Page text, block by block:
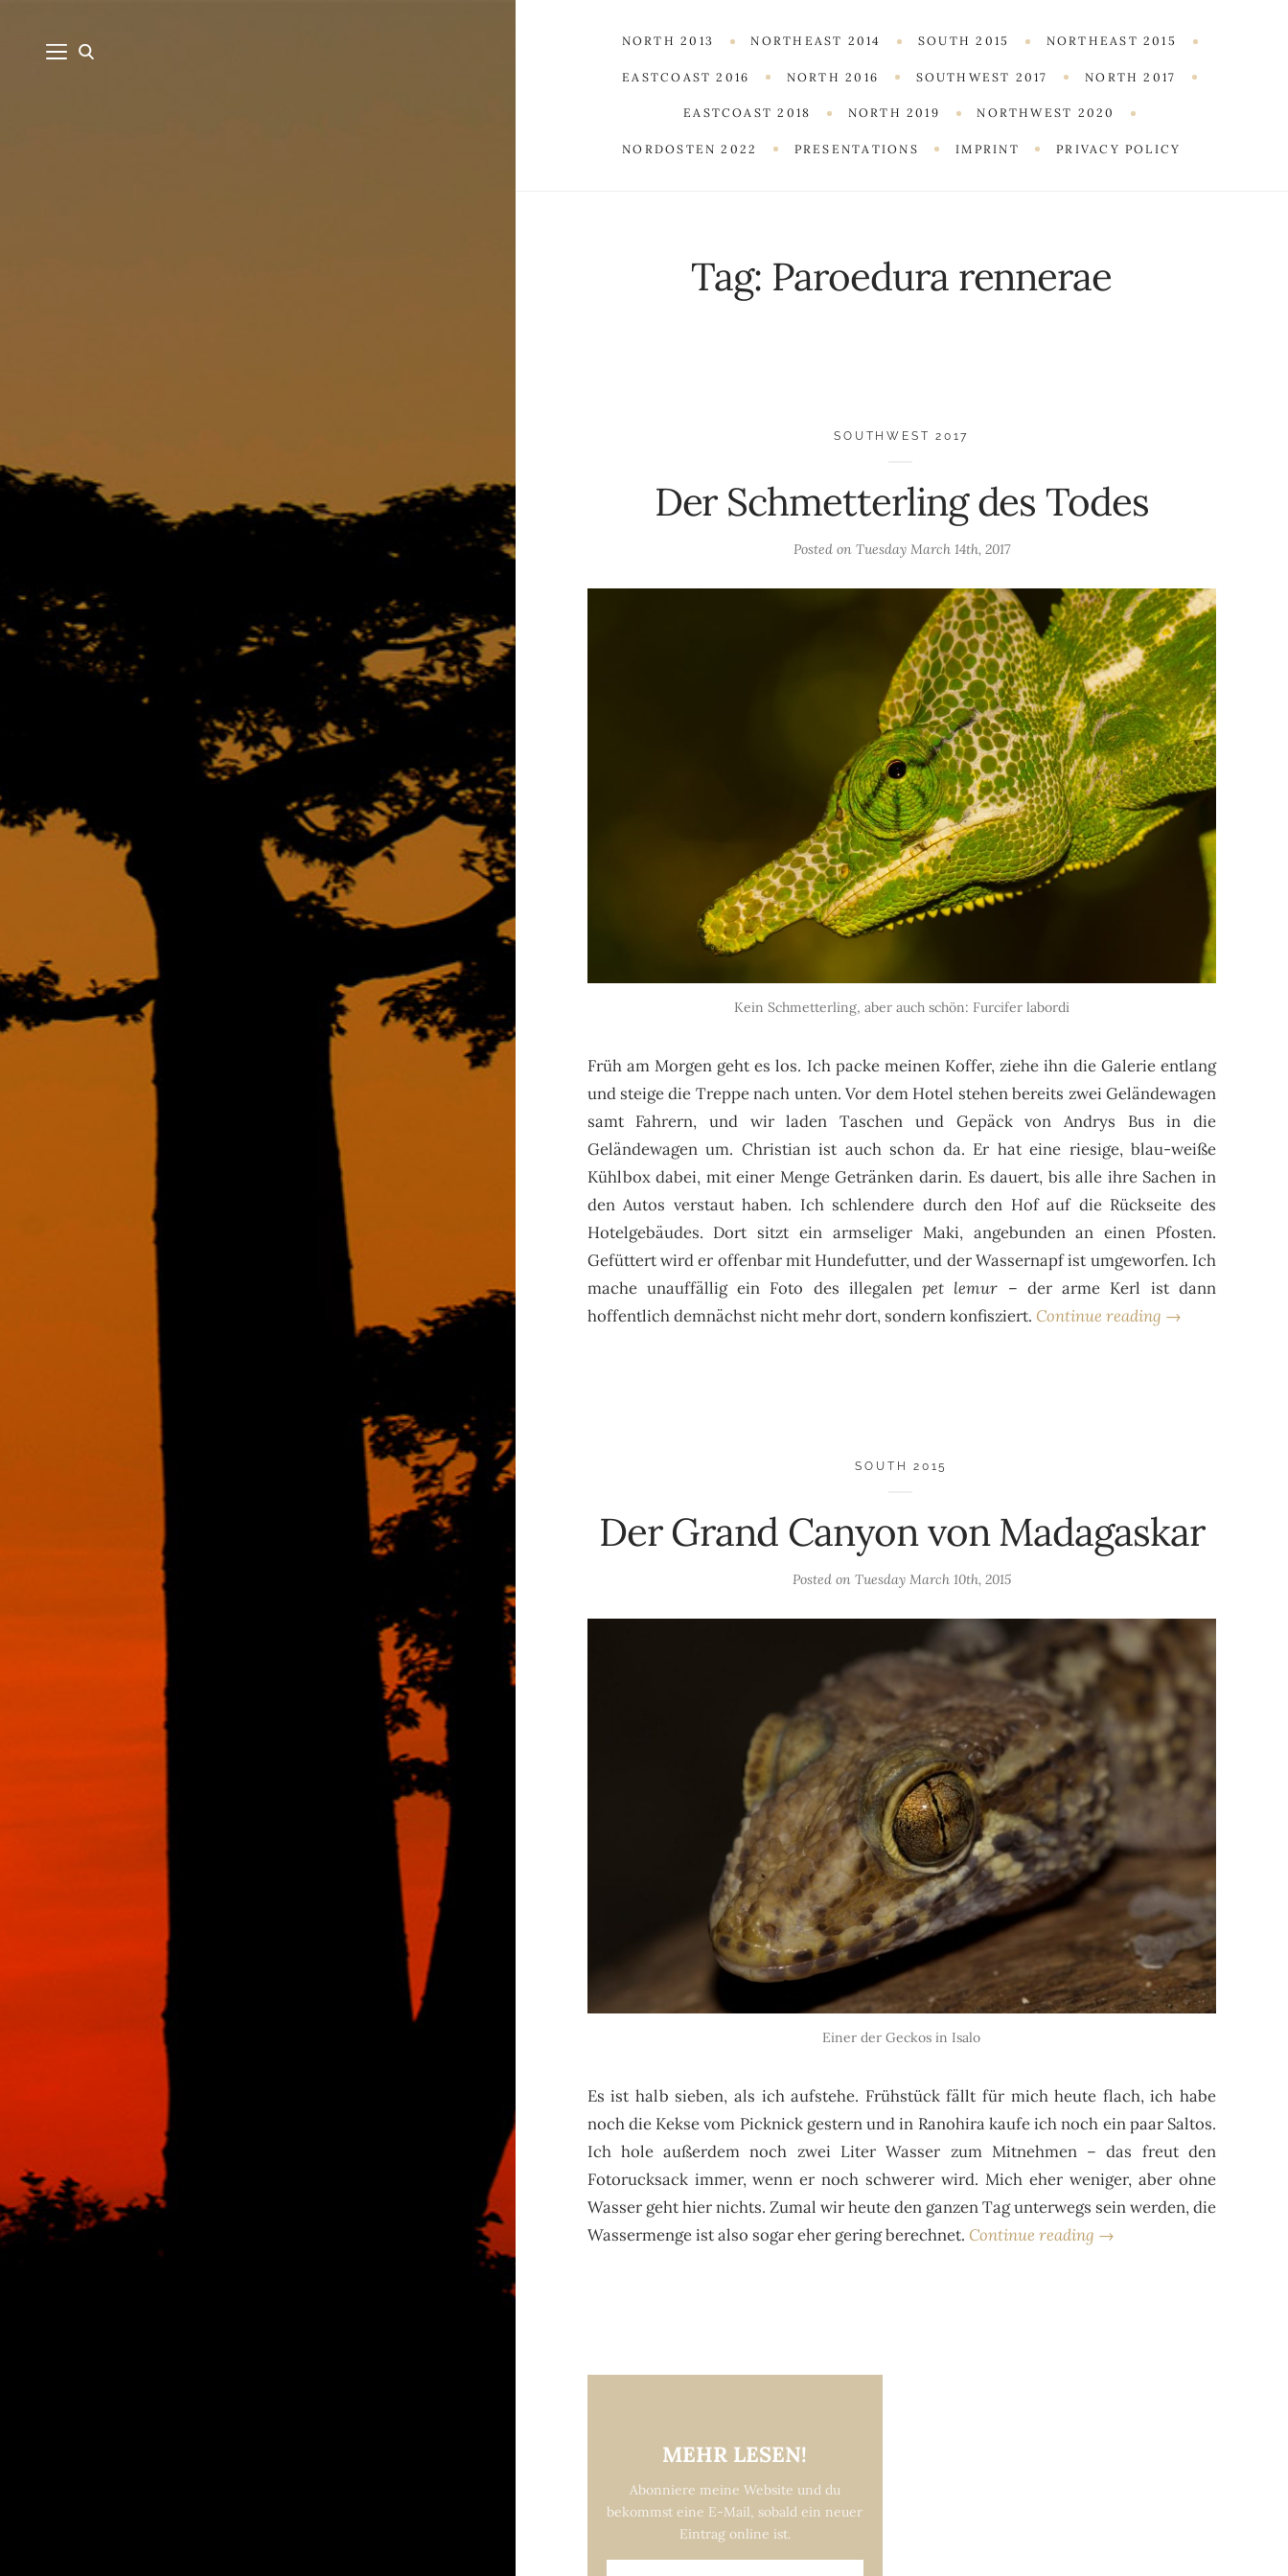
NORTH 2013 NORTHEAST 2014 SOUTH 2015 NORTHEAST 2015
EASTCOAST 2016 NORTH 2016 SOUTHWEST 2017 NORTH 2017
EASTCOAST 2018 NORTH 2019 NORTHWEST 2020
NORDOSTEN 2022 PRESENTATIONS IMPRINT PRIVACY POLICY
Tag: Paroedura rennerae
SOUTHWEST 2017
Der Schmetterling des Todes
Posted on Tuesday March 14th, 2017
Kein Schmetterling, aber auch schön: Furcifer labordi
Früh am Morgen geht es los. Ich packe meinen Koffer, ziehe ihn die Galerie entlang
und steige die Treppe nach unten. Vor dem Hotel stehen bereits zwei Geländewagen
samt Fahrern, und wir laden Taschen und Gepäck von Andrys Bus in die
Geländewagen um. Christian ist auch schon da. Er hat eine riesige, blau-weiße
Kühlbox dabei, mit einer Menge Getränken darin. Es dauert, bis alle ihre Sachen in
den Autos verstaut haben. Ich schlendere durch den Hof auf die Rückseite des
Hotelgebäudes. Dort sitzt ein armseliger Maki, angebunden an einen Pfosten.
Gefüttert wird er offenbar mit Hundefutter, und der Wassernapf ist umgeworfen. Ich
mache unauffällig ein Foto des illegalenpet lemur – der arme Kerl ist dann
hoffentlich demnächst nicht mehr dort, sondern konfisziert. Continue reading →
SOUTH 2015
Der Grand Canyon von Madagaskar
Posted on Tuesday March 10th, 2015
Einer der Geckos in Isalo
Es ist halb sieben, als ich aufstehe. Frühstück fällt für mich heute flach, ich habe
noch die Kekse vom Picknick gestern und in Ranohira kaufe ich noch ein paar Saltos.
Ich hole außerdem noch zwei Liter Wasser zum Mitnehmen – das freut den
Fotorucksack immer, wenn er noch schwerer wird. Mich eher weniger, aber ohne
Wasser geht hier nichts. Zumal wir heute den ganzen Tag unterwegs sein werden, die
Wassermenge ist also sogar eher gering berechnet. Continue reading →
MEHR LESEN!
Abonniere meine Website und du
bekommst eine E-Mail, sobald ein neuer
Eintrag online ist.